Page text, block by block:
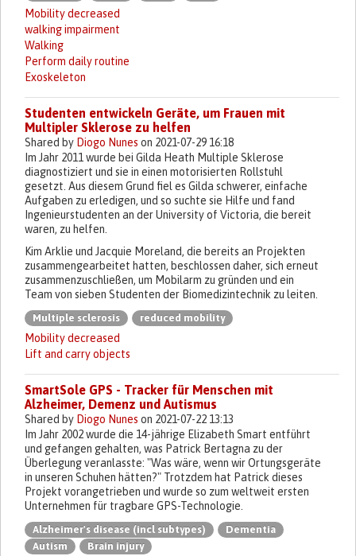
Mobility decreased
walking impairment
Walking
Perform daily routine
Exoskeleton
Studenten entwickeln Geräte, um Frauen mit
Multipler Sklerose zu helfen
Shared by Diogo Nunes on 2021-07-29 16:18
Im Jahr 2011 wurde bei Gilda Heath Multiple Sklerose
diagnostiziert und sie in einen motorisierten Rollstuhl
gesetzt. Aus diesem Grund fiel es Gilda schwerer, einfache
Aufgaben zu erledigen, und so suchte sie Hilfe und fand
Ingenieurstudenten an der University of Victoria, die bereit
waren, zu helfen.
Kim Arklie und Jacquie Moreland, die bereits an Projekten
zusammengearbeitet hatten, beschlossen daher, sich erneut
zusammenzuschließen, um Mobilarm zu gründen und ein
Team von sieben Studenten der Biomedizintechnik zu leiten.
Multiple sclerosis reduced mobility
Mobility decreased
Lift and carry objects
SmartSole GPS - Tracker für Menschen mit
Alzheimer, Demenz und Autismus
Shared by Diogo Nunes on 2021-07-22 13:13
Im Jahr 2002 wurde die 14-jährige Elizabeth Smart entführt
und gefangen gehalten, was Patrick Bertagna zu der
Überlegung veranlasste: "Was wäre, wenn wir Ortungsgeräte
in unseren Schuhen hätten?" Trotzdem hat Patrick dieses
Projekt vorangetrieben und wurde so zum weltweit ersten
Unternehmen für tragbare GPS-Technologie.
Alzheimer's disease (incl subtypes)
Dementia
Autism
Brain injury